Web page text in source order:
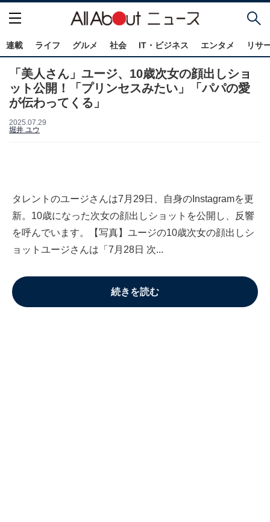
連載 ライフ グルメ 社会 IT・ビジネス エンタメ リサ
「美人さん」ユージ、10歳次女の顔出しショ
ット公開！「プリンセスみたい」「パパの愛
が伝わってくる」
2025.07.29
堀井 ユウ
タレントのユージさんは7月29日、自身のInstagramを更
新。10歳になった次女の顔出しショットを公開し、反響
を呼んでいます。【写真】ユージの10歳次女の顔出しシ
ョットユージさんは「7月28日 次...
続きを読む